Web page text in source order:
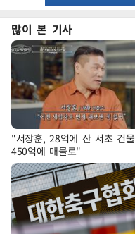
많이 본 기사
"서장훈, 28억에 산 서초 건물
450억에 매물로"